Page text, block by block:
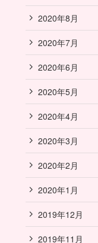
2020年8月
2020年7月
2020年6月
2020年5月
2020年4月
2020年3月
2020年2月
2020年1月
2019年12月
2019年11月